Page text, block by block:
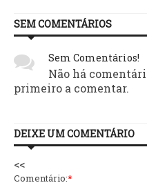
SEM COMENTÁRIOS
Sem Comentários!
Não há
primeiro a comentar.
DEIXE UM COMENTÁRIO
<<
Comentário:*